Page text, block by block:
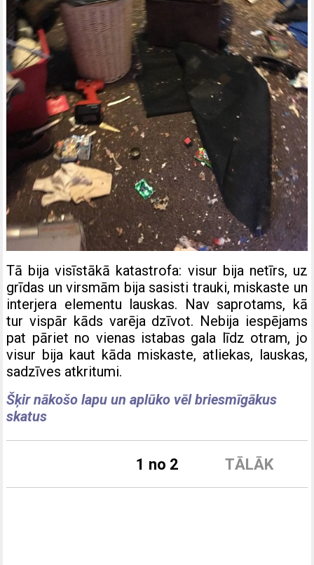
Tā bija visīstākā katastrofa: visur bija netīrs, uz
grīdas un virsmām bija sasisti trauki, miskaste un
interjera elementu lauskas. Nav saprotams, kā
tur vispār kāds varēja dzīvot. Nebija iespējams
pat pāriet no vienas istabas gala līdz otram, jo
visur bija kaut kāda miskaste, atliekas, lauskas,
sadzīves atkritumi.
Šķir nākošo lapu un aplūko vēl briesmīgākus
skatus
TĀLĀK
1 no 2